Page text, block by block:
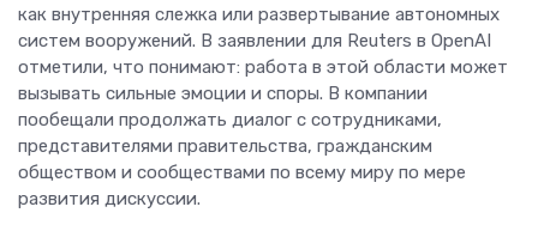
как внутренняя слежка или развертывание автономных
систем вооружений. В заявлении для Reuters в OpenAI
отметили, что понимают: работа в этой области может
вызывать сильные эмоции и споры. В компании
пообещали продолжать диалог с сотрудниками,
представителями правительства, гражданским
обществом и сообществами по всему миру по мере
развития дискуссии.